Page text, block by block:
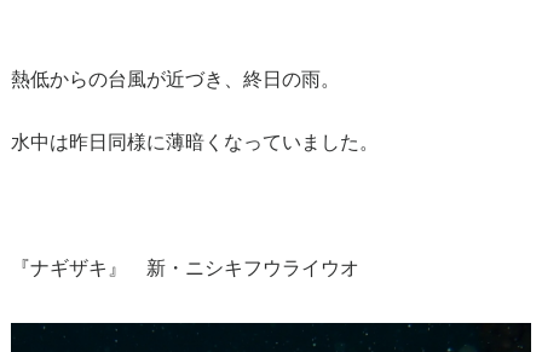
熱低からの台風が近づき、終日の雨。
水中は昨日同様に薄暗くなっていました。
『ナギザキ』 新・ニシキフウライウオ